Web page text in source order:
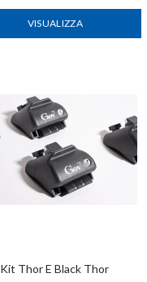
VISUALIZZA
Kit Thor E Black Thor